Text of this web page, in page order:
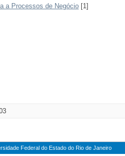
a Processos de Negócio [1]
Federal do Estado do Rio de Janeiro